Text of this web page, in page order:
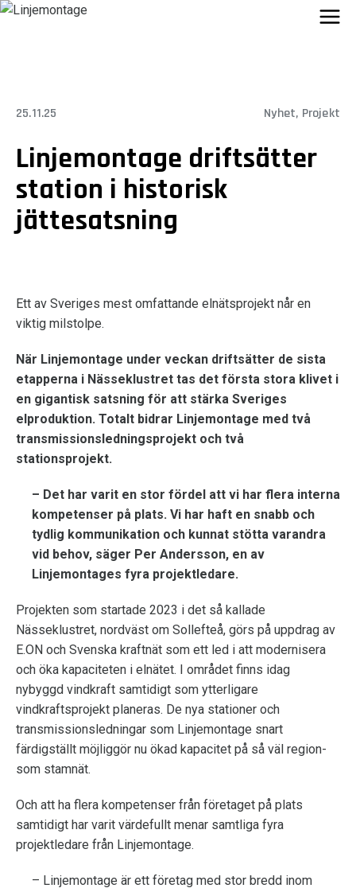
Skip
25.11.25 Nyhet, Projekt
Linjemontage driftsätter
station i historisk
jättesatsning
Ett av Sveriges mest omfattande elnätsprojekt når en
viktig milstolpe.
När Linjemontage under veckan driftsätter de sista
etapperna i Nässeklustret tas det första stora klivet i
en gigantisk satsning för att stärka Sveriges
elproduktion. Totalt bidrar Linjemontage med två
transmissionsledningsprojekt och två
stationsprojekt.
– Det har varit en stor fördel att vi har flera interna
kompetenser på plats. Vi har haft en snabb och
tydlig kommunikation och kunnat stötta varandra
vid behov, säger Per Andersson, en av
Linjemontages fyra projektledare.
Projekten som startade 2023 i det så kallade
Nässeklustret, nordväst om Sollefteå, görs på uppdrag av
E.ON och Svenska kraftnät som ett led i att modernisera
och öka kapaciteten i elnätet. I området finns idag
nybyggd vindkraft samtidigt som ytterligare
vindkraftsprojekt planeras. De nya stationer och
transmissionsledningar som Linjemontage snart
färdigställt möjliggör nu ökad kapacitet på så väl region-
som stamnät.
Och att ha flera kompetenser från företaget på plats
samtidigt har varit värdefullt menar samtliga fyra
projektledare från Linjemontage.
– Linjemontage är ett företag med stor bredd inom